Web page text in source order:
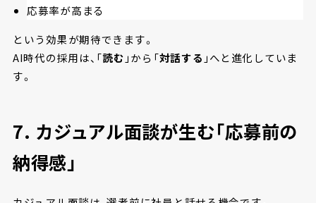
応募率が高まる
という効果が期待できます。
AI時代の採用は、「読む 」から「対話する 」へと進化していま
す。
7. カジュアル面談が生む「応募前の
納得感」